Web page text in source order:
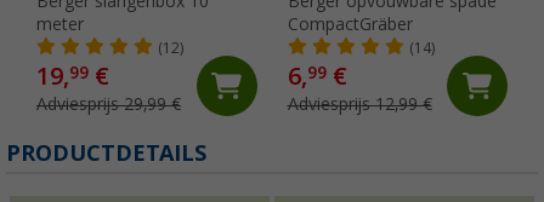
meter
(12)
19,99 €
Adviesprijs 29,99 €
CompactGräber
(14)
6,99€
Adviesprijs 12,99 €
PRODUCTDETAILS